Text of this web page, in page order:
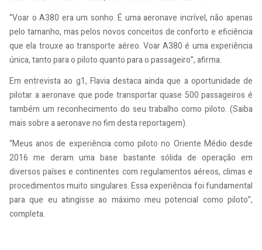
“Voar o A380 era um sonho. É uma aeronave incrível, não apenas
pelo tamanho, mas pelos novos conceitos de conforto e eficiência
que ela trouxe ao transporte aéreo. Voar A380 é uma experiência
única, tanto para o piloto quanto para o passageiro”, afirma.
Em entrevista ao g1, Flavia destaca ainda que a oportunidade de
pilotar a aeronave que pode transportar quase 500 passageiros é
também um reconhecimento do seu trabalho como piloto. (Saiba
mais sobre a aeronave no fim desta reportagem).
“Meus anos de experiência como piloto no Oriente Médio desde
2016 me deram uma base bastante sólida de operação em
diversos países e continentes com regulamentos aéreos, climas e
procedimentos muito singulares. Essa experiência foi fundamental
para que eu atingisse ao máximo meu potencial como piloto”,
completa.